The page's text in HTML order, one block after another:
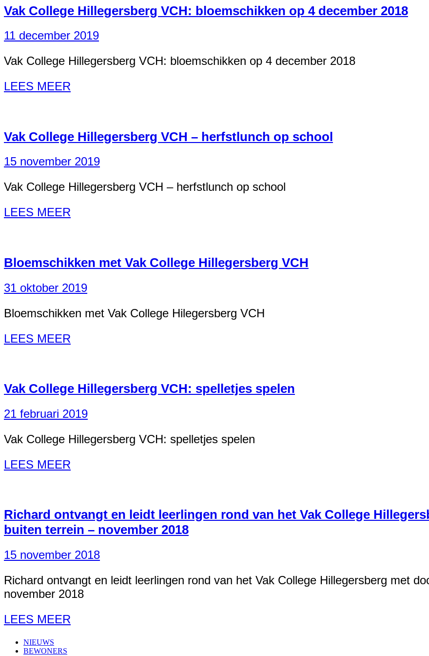
Vak College Hillegersberg VCH: bloemschikken op 4 december 2018
11 december 2019
Vak College Hillegersberg VCH: bloemschikken op 4 december 2018
LEES MEER
Vak College Hillegersberg VCH – herfstlunch op school
15 november 2019
Vak College Hillegersberg VCH – herfstlunch op school
LEES MEER
Bloemschikken met Vak College Hillegersberg VCH
31 oktober 2019
Bloemschikken met Vak College Hilegersberg VCH
LEES MEER
Vak College Hillegersberg VCH: spelletjes spelen
21 februari 2019
Vak College Hillegersberg VCH: spelletjes spelen
LEES MEER
Richard ontvangt en leidt leerlingen rond van het Vak College
buiten terrein – november 2018
15 november 2018
Richard ontvangt en leidt leerlingen rond van het Vak College Hillegersberg met
november 2018
LEES MEER
NIEUWS
BEWONERS